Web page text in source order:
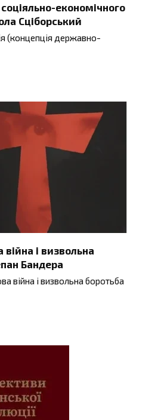
економічного
Сціборський
(концепція державно-
війна і визвольна
Бандера
війна і визвольна боротьба